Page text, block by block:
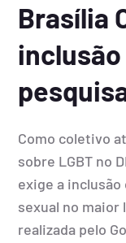
Brasília
inclusão
Como coletivo
sobre LGBT no
exige a
sexual no maior
realizada pelo